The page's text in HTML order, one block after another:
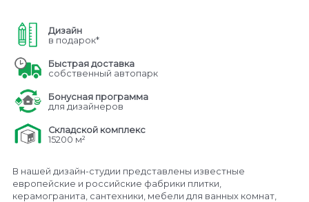
Дизайн
в подарок*
Быстрая доставка
собственный автопарк
Бонусная программа
для дизайнеров
Складской комплекс
15200 м²
В нашей дизайн-студии представлены известные
европейские и российские фабрики плитки,
керамогранита, сантехники, мебели для ванных комнат,